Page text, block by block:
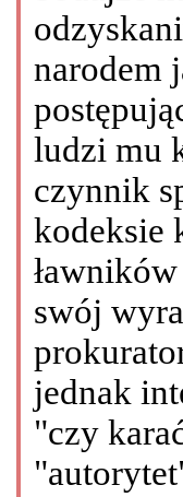
narodem
ludzi mu
czynnik
kodeksie
swój
jednak
"czy